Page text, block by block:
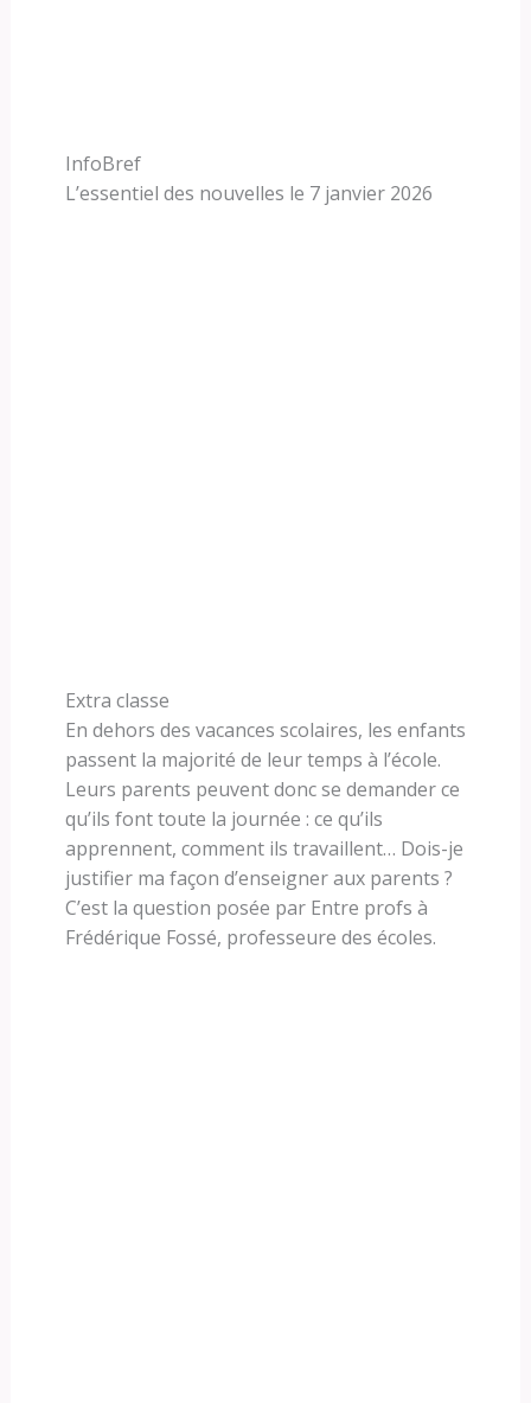
InfoBref
L’essentiel des nouvelles le 7 janvier 2026
Extra classe
En dehors des vacances scolaires, les enfants
passent la majorité de leur temps à l’école.
Leurs parents peuvent donc se demander ce
qu’ils font toute la journée : ce qu’ils
apprennent, comment ils travaillent… Dois-je
justifier ma façon d’enseigner aux parents ?
C’est la question posée par Entre profs à
Frédérique Fossé, professeure des écoles.